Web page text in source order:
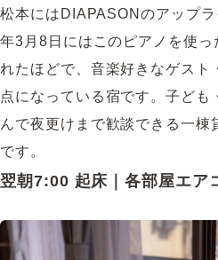
松本にはDIAPASONのアップ
年3月8日にはこのピアノを使っ
れたほどで、音楽好きなゲスト
点になっている宿です。子ども
んで夜更けまで歓談できる一棟
です。
翌朝7:00 起床｜各部屋エア